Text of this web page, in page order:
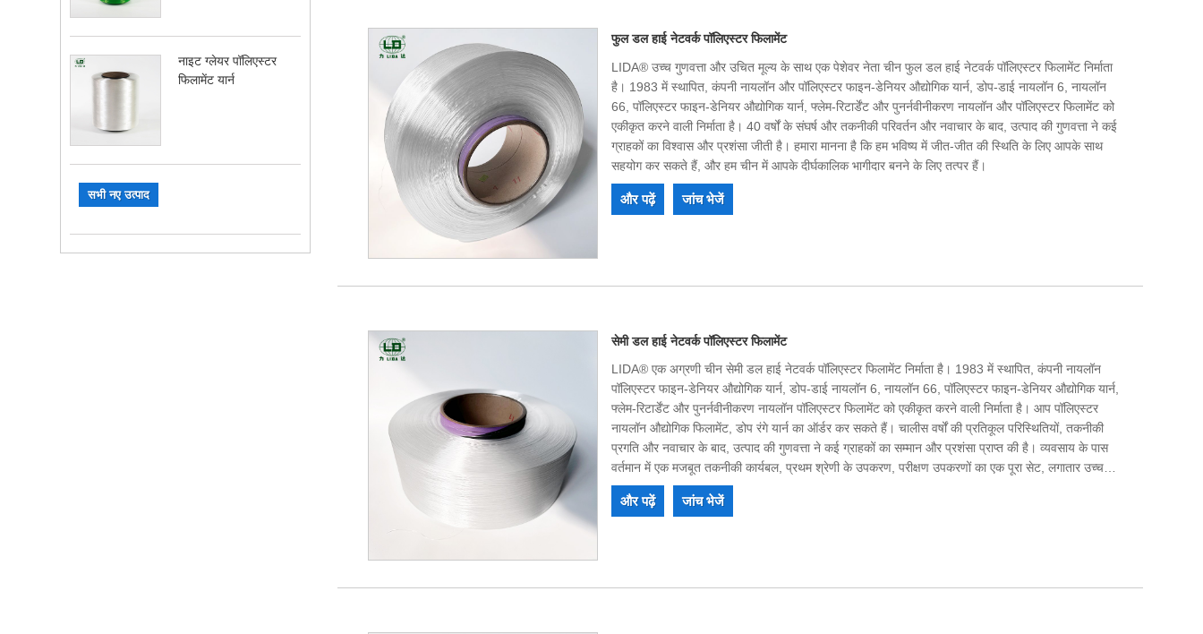
नाइट ग्लेयर पॉलिएस्टर
फिलामेंट यार्न
सभी नए उत्पाद
फुल डल हाई नेटवर्क पॉलिएस्टर फिलामेंट
LIDA® उच्च गुणवत्ता और उचित मूल्य के साथ एक पेशेवर नेता चीन फुल डल हाई नेटवर्क पॉलिएस्टर फिलामेंट निर्माता
है। 1983 में स्थापित, कंपनी नायलॉन और पॉलिएस्टर फाइन-डेनियर औद्योगिक यार्न, डोप-डाई नायलॉन 6, नायलॉन
66, पॉलिएस्टर फाइन-डेनियर औद्योगिक यार्न, फ्लेम-रिटार्डेंट और पुनर्नवीनीकरण नायलॉन और पॉलिएस्टर फिलामेंट को
एकीकृत करने वाली निर्माता है। 40 वर्षों के संघर्ष और तकनीकी परिवर्तन और नवाचार के बाद, उत्पाद की गुणवत्ता ने कई
ग्राहकों का विश्वास और प्रशंसा जीती है। हमारा मानना ​​है कि हम भविष्य में जीत-जीत की स्थिति के लिए आपके साथ
सहयोग कर सकते हैं, और हम चीन में आपके दीर्घकालिक भागीदार बनने के लिए तत्पर हैं।
और पढ़ें जांच भेजें
सेमी डल हाई नेटवर्क पॉलिएस्टर फिलामेंट
LIDA® एक अग्रणी चीन सेमी डल हाई नेटवर्क पॉलिएस्टर फिलामेंट निर्माता है। 1983 में स्थापित, कंपनी नायलॉन
पॉलिएस्टर फाइन-डेनियर औद्योगिक यार्न, डोप-डाई नायलॉन 6, नायलॉन 66, पॉलिएस्टर फाइन-डेनियर औद्योगिक यार्न,
फ्लेम-रिटार्डेंट और पुनर्नवीनीकरण नायलॉन पॉलिएस्टर फिलामेंट को एकीकृत करने वाली निर्माता है। आप पॉलिएस्टर
नायलॉन औद्योगिक फिलामेंट, डोप रंगे यार्न का ऑर्डर कर सकते हैं। चालीस वर्षों की प्रतिकूल परिस्थितियों, तकनीकी
प्रगति और नवाचार के बाद, उत्पाद की गुणवत्ता ने कई ग्राहकों का सम्मान और प्रशंसा प्राप्त की है। व्यवसाय के पास
वर्तमान में एक मजबूत तकनीकी कार्यबल, प्रथम श्रेणी के उपकरण, परीक्षण उपकरणों का एक पूरा सेट, लगातार उच्च
गुणवत्ता वाले उत्पाद, एक ठोस प्रतिष्ठा और आयात और निर्यात करने की क्षमता है। हमें यकीन है कि हम भविष्य में जीत-
जीत की स्थिति बनाने के लिए मिलकर काम कर सकते हैं, और हम चीन में आपके दीर्घकालिक भागीदार बनने के अवसर का
और पढ़ें जांच भेजें